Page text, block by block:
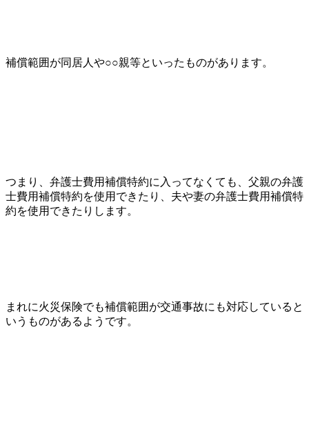
補償範囲が同居人や○○親等といったものがあります。
つまり、弁護士費用補償特約に入ってなくても、父親の弁護
士費用補償特約を使用できたり、夫や妻の弁護士費用補償特
約を使用できたりします。
まれに火災保険でも補償範囲が交通事故にも対応していると
いうものがあるようです。